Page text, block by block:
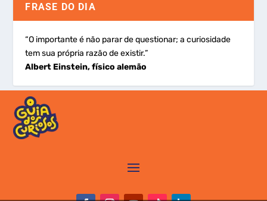
FRASE DO DIA
“O importante é não parar de questionar; a curiosidade
tem sua própria razão de existir.”
Albert Einstein, físico alemão